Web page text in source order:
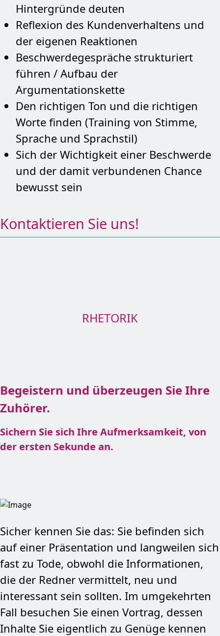
Hintergründe deuten
Reflexion des Kundenverhaltens und
der eigenen Reaktionen
Beschwerdegespräche strukturiert
führen / Aufbau der
Argumentationskette
Den richtigen Ton und die richtigen
Worte finden (Training von Stimme,
Sprache und Sprachstil)
Sich der Wichtigkeit einer Beschwerde
und der damit verbundenen Chance
bewusst sein
Kontaktieren Sie uns!
RHETORIK
Begeistern und überzeugen Sie Ihre
Zuhörer.
Sichern Sie sich Ihre Aufmerksamkeit, von
der ersten Sekunde an.
Sicher kennen Sie das: Sie befinden sich
auf einer Präsentation und langweilen sich
fast zu Tode, obwohl die Informationen,
die der Redner vermittelt, neu und
interessant sein sollten. Im umgekehrten
Fall besuchen Sie einen Vortrag, dessen
Inhalte Sie eigentlich zu Genüge kennen